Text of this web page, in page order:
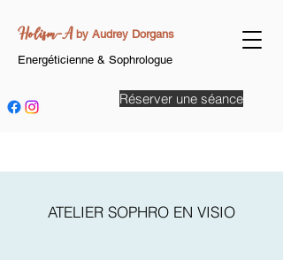
Holism-A by Audrey Dorgans
Energéticienne & Sophrologue
Réserver une séance
ATELIER SOPHRO EN VISIO